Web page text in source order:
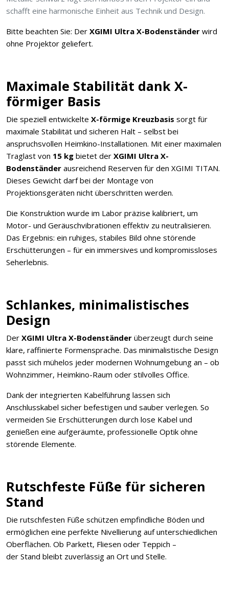
schafft eine harmonische Einheit aus Technik und Design.
Bitte beachten Sie: Der XGIMI Ultra X-Bodenständer wird
ohne Projektor geliefert.
Maximale Stabilität dank X-
förmiger Basis
Die speziell entwickelte X-förmige Kreuzbasis sorgt für
maximale Stabilität und sicheren Halt – selbst bei
anspruchsvollen Heimkino-Installationen. Mit einer maximalen
Traglast von 15 kg bietet der XGIMI Ultra X-
Bodenständer ausreichend Reserven für den XGIMI TITAN.
Dieses Gewicht darf bei der Montage von
Projektionsgeräten nicht überschritten werden.
Die Konstruktion wurde im Labor präzise kalibriert, um
Motor- und Geräuschvibrationen effektiv zu neutralisieren.
Das Ergebnis: ein ruhiges, stabiles Bild ohne störende
Erschütterungen – für ein immersives und kompromissloses
Seherlebnis.
Schlankes, minimalistisches
Design
Der XGIMI Ultra X-Bodenständer überzeugt durch seine
klare, raffinierte Formensprache. Das minimalistische Design
passt sich mühelos jeder modernen Wohnumgebung an – ob
Wohnzimmer, Heimkino-Raum oder stilvolles Office.
Dank der integrierten Kabelführung lassen sich
Anschlusskabel sicher befestigen und sauber verlegen. So
vermeiden Sie Erschütterungen durch lose Kabel und
genießen eine aufgeräumte, professionelle Optik ohne
störende Elemente.
Rutschfeste Füße für sicheren
Stand
Die rutschfesten Füße schützen empfindliche Böden und
ermöglichen eine perfekte Nivellierung auf unterschiedlichen
Oberflächen. Ob Parkett, Fliesen oder Teppich –
der Stand bleibt zuverlässig an Ort und Stelle.